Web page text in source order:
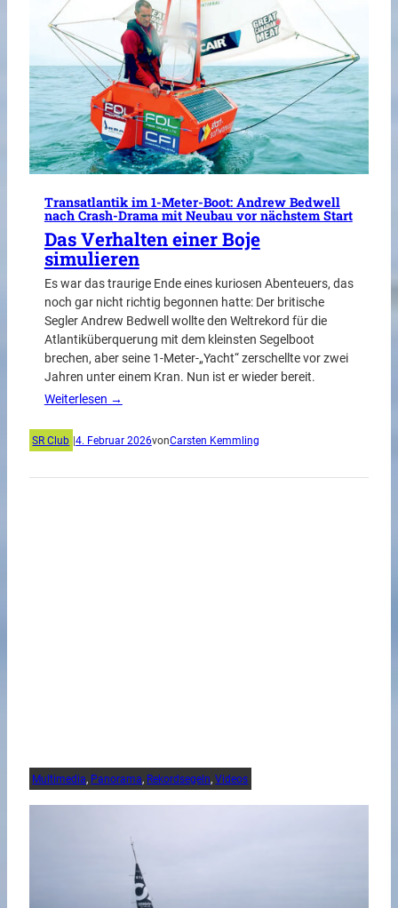
Transatlantik im 1-Meter-Boot: Andrew Bedwell
nach Crash-Drama mit Neubau vor nächstem Start
Das Verhalten einer Boje
simulieren
Es war das traurige Ende eines kuriosen Abenteuers, das
noch gar nicht richtig begonnen hatte: Der britische
Segler Andrew Bedwell wollte den Weltrekord für die
Atlantiküberquerung mit dem kleinsten Segelboot
brechen, aber seine 1-Meter-„Yacht“ zerschellte vor zwei
Jahren unter einem Kran. Nun ist er wieder bereit.
Weiterlesen →
SR Club |4. Februar 2026vonCarsten Kemmling
Multimedia, Panorama, Rekordsegeln, Videos